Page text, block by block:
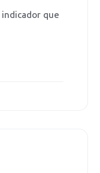
indicador que